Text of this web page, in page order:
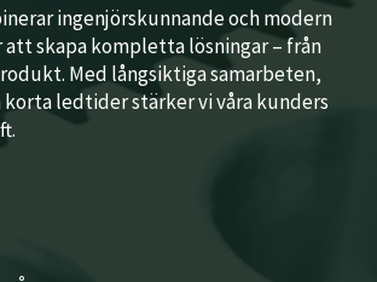
ingenjörskunnande och modern
skapa kompletta lösningar – från
Med långsiktiga samarbeten,
ledtider stärker vi våra kunders